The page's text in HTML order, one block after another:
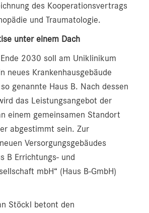
des Kooperationsvertrags
und Traumatologie.
unter einem Dach
2030 soll am Uniklinikum
neues Krankenhausgebäude
genannte Haus B. Nach dessen
das Leistungsangebot der
einem gemeinsamen Standort
abgestimmt sein. Zur
Versorgungsgebäudes
B Errichtungs- und
mbH“ (Haus B-GmbH)
Stöckl betont den